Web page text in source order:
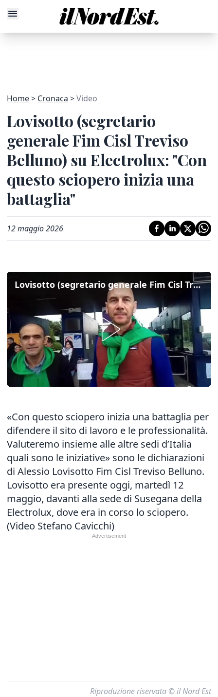
Home Cronaca Video
Lovisotto (segretario
generale Fim Cisl Treviso
Belluno) su Electrolux: "Con
questo sciopero inizia una
battaglia"
12 maggio 2026
Lovisotto (segretario generale Fim Cisl Treviso Belluno) su Electrolux: "Con questo sciopero inizia una battaglia"
«Con questo sciopero inizia una battaglia per
difendere il sito di lavoro e le professionalità.
Valuteremo insieme alle altre sedi d’Italia
quali sono le iniziative» sono le dichiarazioni
di Alessio Lovisotto Fim Cisl Treviso Belluno.
Lovisotto era presente oggi, martedì 12
maggio, davanti alla sede di Susegana della
Electrolux, dove era in corso lo sciopero.
(Video Stefano Cavicchi)
Riproduzione riservata © il Nord Est